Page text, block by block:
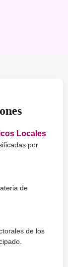
Locales
por
de
de los